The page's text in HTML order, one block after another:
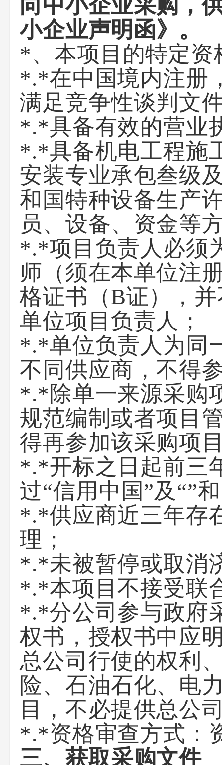
向中小企业采购，
小企业声明函》。
*、本项目的特定资
*.*在中国境内注册
满足竞争性谈判文
*.*具备有效的营业
*.*具备机电工程施
安装专业承包叁级
和国特种设备生产
员、设备、资金等
*.*项目负责人必须
师（须在本单位注
格证书（B证），
单位项目负责人；
*.*单位负责人为同
不同供应商，不得
*.*除单一来源采购
规范编制或者项目
得再参加该采购项
*.*开标之日起前三
过“信用中国”及“”
*.*供应商近三年存
理；
*.*未被暂停或取消
*.*本项目不接受联
*.*分公司参与政府
权书，授权书中应
总公司行使的权利
险、石油石化、电
目，不必提供总公
*.*资格审查方式：
三、获取采购文件